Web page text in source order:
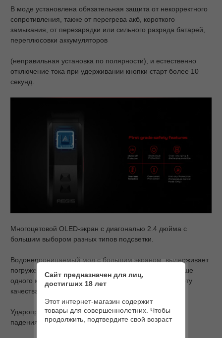
В моде установлена обязательная защита от некорректного
сопротивления, также от перегрева акб, короткого
замыкания, от перезарядки или сильного разряда батарей,
переплюсовки аккумуляторов
(неправильная установка по полярности), и естественно
отключение тока при удерживании кнопки старт более 10
секунд.
Многоцетовой OLED-экран с диагональю 2.4 дюйма с
большим выбором разных типов подсветки.
Водонепроницаемый мод с большим экраном, выдерживает
погружения под воду до получаса на глубину небольше
одного метра. Соответствует амереканскому стандарту
качества S2.0 -IP67.
Ударопрочность. Не стоит беспокоиться и случайных
падениях
Сайт предназначен для лиц,
достигших 18 лет
Этот интернет-магазин содержит
товары для совершеннолетних. Чтобы
продолжить, подтвердите свой возраст